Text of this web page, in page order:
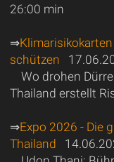
26:00 min
⇒
schützen
Wo drohen
Thailand erstellt
⇒Expo 2026 - Die
Thailand